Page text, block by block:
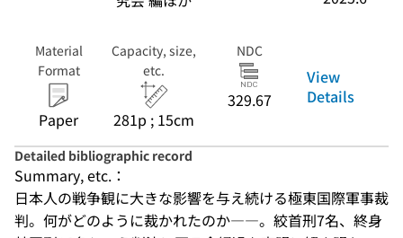
Material
Format
Paper
Capacity, size,
etc.
281p ; 15cm
NDC
329.67
View
Details
Detailed bibliographic record
Summary, etc.：
日本人の戦争観に大きな影響を与え続ける極東国際軍事裁
判。何がどのように裁かれたのか――。絞首刑7名、終身